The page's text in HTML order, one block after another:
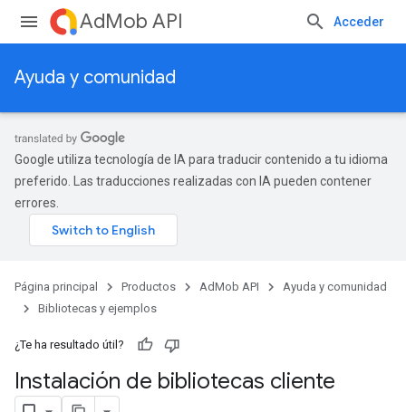
AdMob API Acceder
Ayuda y comunidad
Google utiliza tecnología de IA para traducir contenido a tu idioma
preferido. Las traducciones realizadas con IA pueden contener
errores.
Página principal Productos AdMob API
Ayuda y comunidad
Bibliotecas y ejemplos
¿Te ha resultado útil?
Instalación de bibliotecas cliente